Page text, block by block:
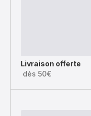
Livraison offerte
dès 50€